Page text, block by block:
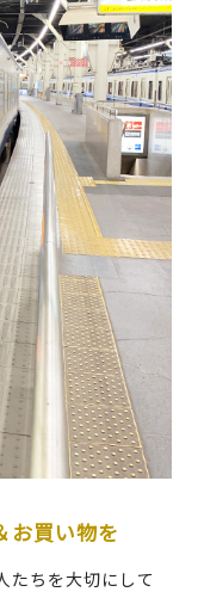
お買い物を
たちを大切にして